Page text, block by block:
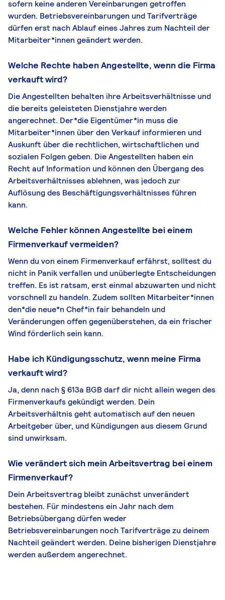
sofern keine anderen Vereinbarungen getroffen
wurden. Betriebsvereinbarungen und Tarifverträge
dürfen erst nach Ablauf eines Jahres zum Nachteil der
Mitarbeiter*innen geändert werden.
Welche Rechte haben Angestellte, wenn die Firma
verkauft wird?
Die Angestellten behalten ihre Arbeitsverhältnisse und
die bereits geleisteten Dienstjahre werden
angerechnet. Der*die Eigentümer*in muss die
Mitarbeiter*innen über den Verkauf informieren und
Auskunft über die rechtlichen, wirtschaftlichen und
sozialen Folgen geben. Die Angestellten haben ein
Recht auf Information und können den Übergang des
Arbeitsverhältnisses ablehnen, was jedoch zur
Auflösung des Beschäftigungsverhältnisses führen
kann.
Welche Fehler können Angestellte bei einem
Firmenverkauf vermeiden?
Wenn du von einem Firmenverkauf erfährst, solltest du
nicht in Panik verfallen und unüberlegte Entscheidungen
treffen. Es ist ratsam, erst einmal abzuwarten und nicht
vorschnell zu handeln. Zudem sollten Mitarbeiter*innen
den*die neue*n Chef*in fair behandeln und
Veränderungen offen gegenüberstehen, da ein frischer
Wind förderlich sein kann.
Habe ich Kündigungsschutz, wenn meine Firma
verkauft wird?
Ja, denn nach § 613a BGB darf dir nicht allein wegen des
Firmenverkaufs gekündigt werden. Dein
Arbeitsverhältnis geht automatisch auf den neuen
Arbeitgeber über, und Kündigungen aus diesem Grund
sind unwirksam.
Wie verändert sich mein Arbeitsvertrag bei einem
Firmenverkauf?
Dein Arbeitsvertrag bleibt zunächst unverändert
bestehen. Für mindestens ein Jahr nach dem
Betriebsübergang dürfen weder
Betriebsvereinbarungen noch Tarifverträge zu deinem
Nachteil geändert werden. Deine bisherigen Dienstjahre
werden außerdem angerechnet.